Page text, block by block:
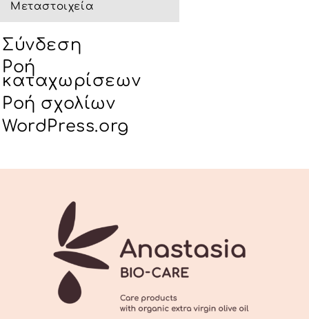
Μεταστοιχεία
Σύνδεση
Ροή
καταχωρίσεων
Ροή σχολίων
WordPress.org